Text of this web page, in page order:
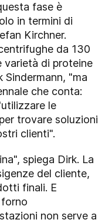
fase è
in termini di
Kirchner.
da 130
varietà di proteine
Sindermann, "ma
che conta:
le
trovare soluzioni
clienti".
spiega Dirk. La
del cliente,
finali. E
non serve a